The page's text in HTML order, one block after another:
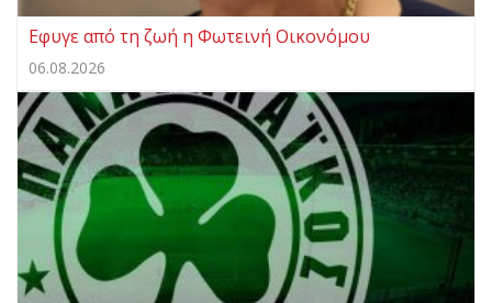
Eφυγε από τη ζωή η Φωτεινή Οικονόμου
06.08.2026